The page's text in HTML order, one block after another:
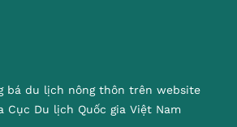
bá du lịch nông thôn trên website
Cục Du lịch Quốc gia Việt Nam